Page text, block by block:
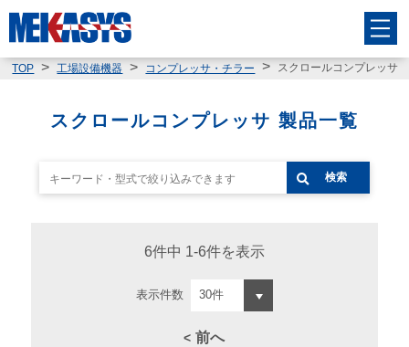
TOP 工場設備機器 コンプレッサ・チラー スクロールコンプレッサ
スクロールコンプレッサ 製品一覧
検索
6件中 1-6件を表示
表示件数
前へ